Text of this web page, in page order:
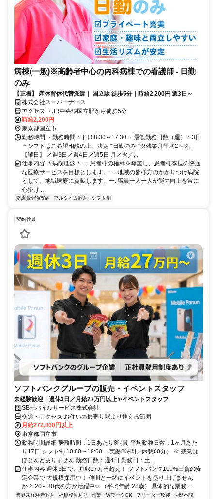
病棟(一般)※高齢者中心の内科病棟での看護師 - 日勤
のみ
【正看】 産休育休代替派遣｜ 国立駅 徒歩5分｜時給2,200円 週3日～
株式会社スーパーナース
アクセス ・JR中央線国立駅から徒歩5分
時給2,200円
東京都国立市
勤務時間 ・勤務時間： [1] 08:30～17:30 ・最低勤務日数（週）：3日
＊シフトはご希望相談の上、決定 *日勤のみ *※残業月平均2～3h
【曜日】 ／週3日／週4日／週5日 月／火／...
仕事内容 ＊病院理念＊一. 患者様の権利を尊重し、患者様本位の快適
な医療サービスを目標とします。一. 地域の皆様方のかかりつけ病院
として、地域医療に貢献します。一. 職員一人一人が能力向上を常に
心掛け...
交通費全額支給 フルタイム歓迎 シフト制
契約社員
ソフトバンクグループの販売・イベントスタッフ
未経験歓迎！週休3日／月給27万円以上✨イベントスタッフ
SBモバイルサービス株式会社
交通・アクセス お住いの最寄り駅より通える範囲
月給272,000円以上
東京都国立市
勤務時間詳細 実働時間：1日あたり8時間 平均勤務日数：1ヶ月あた
り17日 シフト制 10:00～19:00 （実働8時間／休憩60分） ※ 残業は
ほとんどありません 勤務日数：週4日 勤務日：土...
仕事内容 週休3日で、月収27万円超え！ ソフトバンク100%出資の安
定企業で 大規模採用中！ 仲間と一緒にイベントを盛り上げません
か？ 20～30代の方が活躍中✨ （平均年齢 28歳） 具体的な業務...
業界未経験者歓迎 社員登用あり 副業・WワークOK フリーター歓迎
学歴不問